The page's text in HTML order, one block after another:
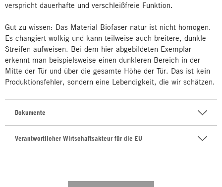
verspricht dauerhafte und verschleißfreie Funktion.
Gut zu wissen: Das Material Biofaser natur ist nicht homogen.
Es changiert wolkig und kann teilweise auch breitere, dunkle
Streifen aufweisen. Bei dem hier abgebildeten Exemplar
erkennt man beispielsweise einen dunkleren Bereich in der
Mitte der Tür und über die gesamte Höhe der Tür. Das ist kein
Produktionsfehler, sondern eine Lebendigkeit, die wir schätzen.
Dokumente
Verantwortlicher Wirtschaftsakteur für die EU